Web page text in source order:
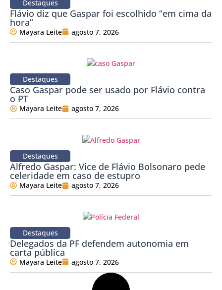
Destaques
Flávio diz que Gaspar foi escolhido “em cima da
hora”
Mayara Leite agosto 7, 2026
Destaques
Caso Gaspar pode ser usado por Flávio contra
o PT
Mayara Leite agosto 7, 2026
Destaques
Alfredo Gaspar: Vice de Flávio Bolsonaro pede
celeridade em caso de estupro
Mayara Leite agosto 7, 2026
Destaques
Delegados da PF defendem autonomia em
carta pública
Mayara Leite agosto 7, 2026